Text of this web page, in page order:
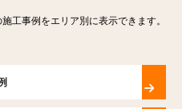
工事例をエリア別に表示できます。